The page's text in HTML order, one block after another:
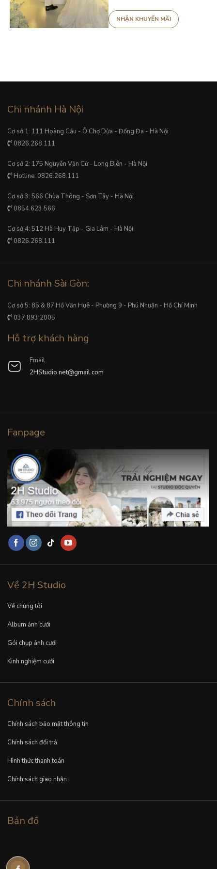
Chi nhánh Hà Nội
Cơ sở 1: 111 Hoàng Cầu - Ô Chợ Dừa - Đống Đa - Hà Nội
0826.268.111
Cơ sở 2: 175 Nguyễn Văn Cừ - Long Biên - Hà Nội
Hotline: 0826.268.111
Cơ sở 3: 566 Chùa Thông - Sơn Tây - Hà Nội
0854.623.566
Cơ sở 4: 512 Hà Huy Tập - Gia Lâm - Hà Nội
0826.268.111
Chi nhánh Sài Gòn:
Cơ sở 5: 85 & 87 Hồ Văn Huê - Phường 9 - Phú Nhuận - Hồ Chí Minh
037.893.2005
Hỗ trợ khách hàng
Email
2HStudio.net@gmail.com
Fanpage
Về 2H Studio
Về chúng tôi
Album ảnh cưới
Gói chụp ảnh cưới
Kinh nghiệm cưới
Chính sách
Chính sách bảo mật thông tin
Chính sách đổi trả
Hình thức thanh toán
Chính sách giao nhận
Bản đồ